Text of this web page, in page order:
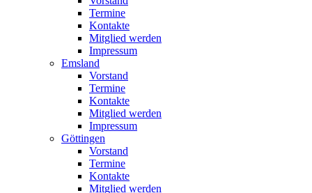
Termine
Kontakte
Mitglied werden
Impressum
Emsland
Vorstand
Termine
Kontakte
Mitglied werden
Impressum
Göttingen
Vorstand
Termine
Kontakte
Mitglied werden